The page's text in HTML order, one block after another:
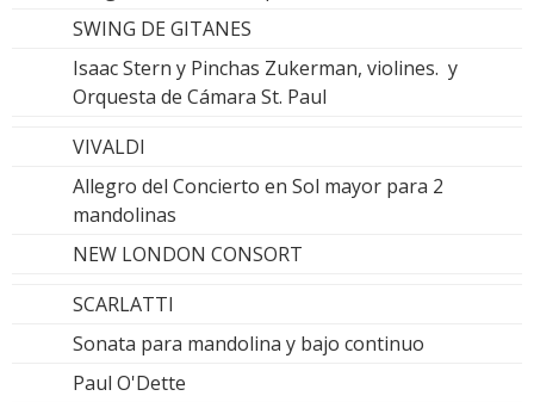
SWING DE GITANES
Isaac Stern y Pinchas Zukerman, violines. y
Orquesta de Cámara St. Paul
VIVALDI
Allegro del Concierto en Sol mayor para 2
mandolinas
NEW LONDON CONSORT
SCARLATTI
Sonata para mandolina y bajo continuo
Paul O'Dette